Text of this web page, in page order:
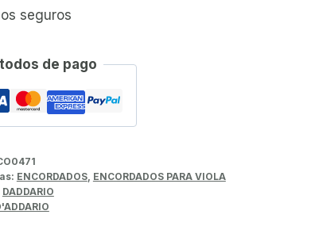
seguros
de pago
ENCORDADOS, ENCORDADOS PARA VIOLA
DADDARIO